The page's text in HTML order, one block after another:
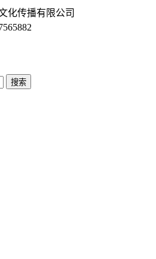
化传播有限公司